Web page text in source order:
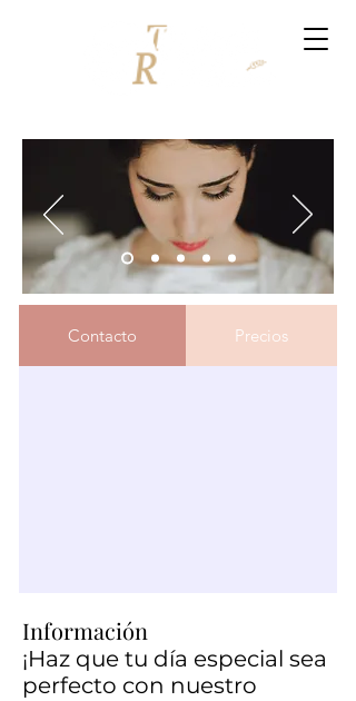
Contacto Precios
Información
¡Haz que tu día especial sea
perfecto con nuestro